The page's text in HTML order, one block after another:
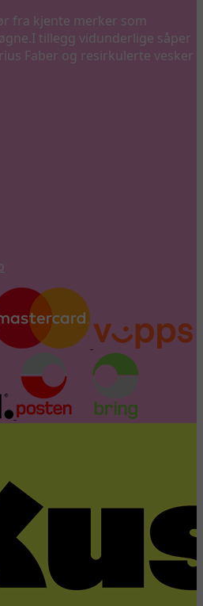
fra kjente merker som
tillegg vidunderlige såper
Faber og resirkulerte vesker